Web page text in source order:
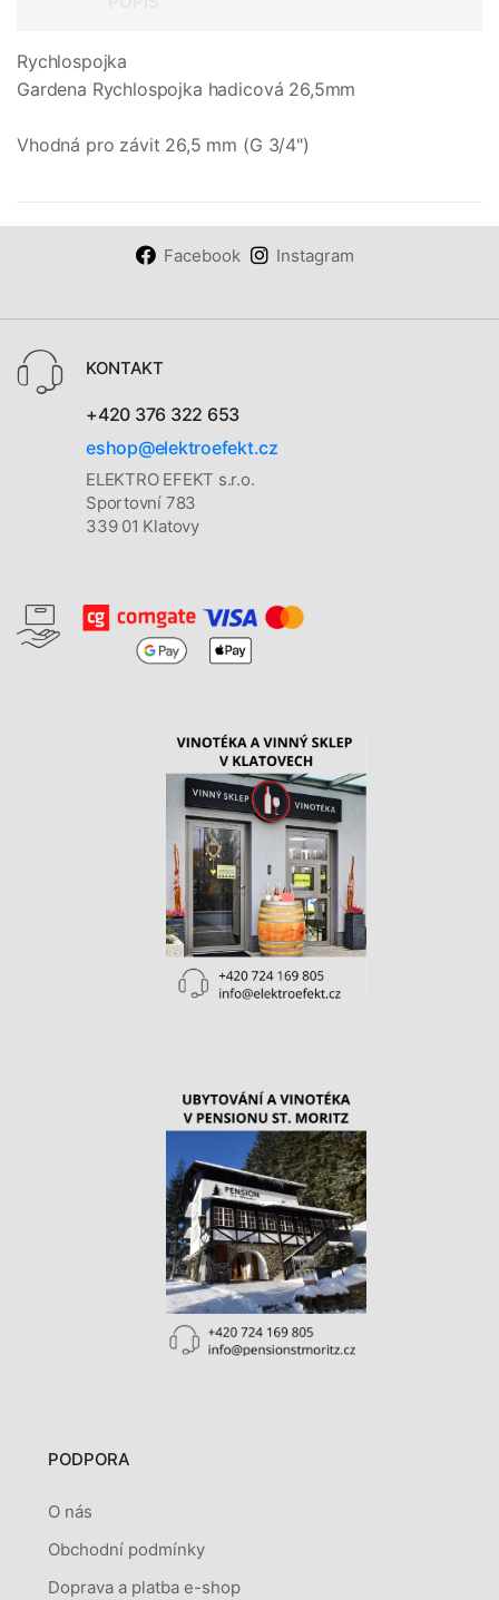
Rychlospojka
Gardena Rychlospojka hadicová 26,5mm
Vhodná pro závit 26,5 mm (G 3/4")
Facebook Instagram
KONTAKT
+420 376 322 653
eshop@elektroefekt.cz
ELEKTRO EFEKT s.r.o.
Sportovní 783
339 01 Klatovy
PODPORA
O nás
Obchodní podmínky
Doprava a platba e-shop